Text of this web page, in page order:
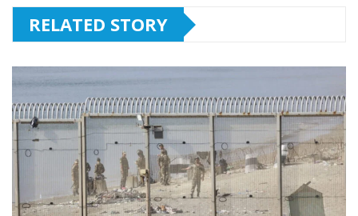
RELATED STORY